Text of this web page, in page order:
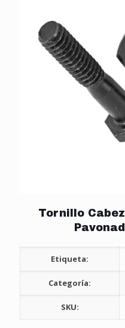
Tornillo
Etiqueta:
Categoría:
SKU: